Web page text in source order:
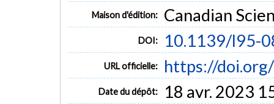
Maison d'édition: Canadian
DOI: 10.1139/l95-
URL officielle: https://
Date du dépôt: 18 avr. 2023